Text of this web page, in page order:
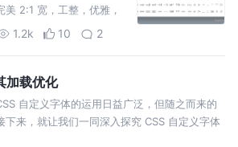
2:1 宽，工整，优雅，
1.2k 10 2
加载优化
自定义字体的运用日益广泛，但随之而来的
下来，就让我们一同深入探究 CSS 自定义字体